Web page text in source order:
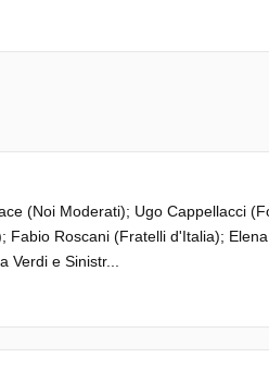
(Noi Moderati); Ugo Cappellacci
Fabio Roscani (Fratelli d'Italia);
e Sinistr...